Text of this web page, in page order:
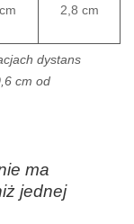
2,8 cm
dystans
cm od
ma
jednej